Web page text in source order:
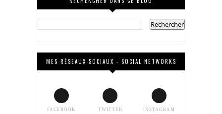
MES RÉSEAUX SOCIAUX - SOCIAL NETWORKS
FACEBOOK TWITTER INSTAGRAM